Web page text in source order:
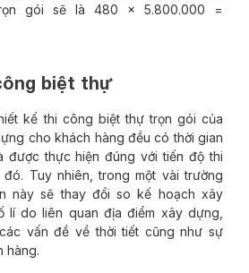
gói sẽ là 480 x 5.800.000 =
biệt thự
kế thi công biệt thự trọn gói của
cho khách hàng đều có thời gian
được thực hiện đúng với tiến độ thi
Tuy nhiên, trong một vài trường
này sẽ thay đổi so kế hoạch xây
lí do liên quan địa điểm xây dựng,
vấn đề về thời tiết cũng như sự
hàng.